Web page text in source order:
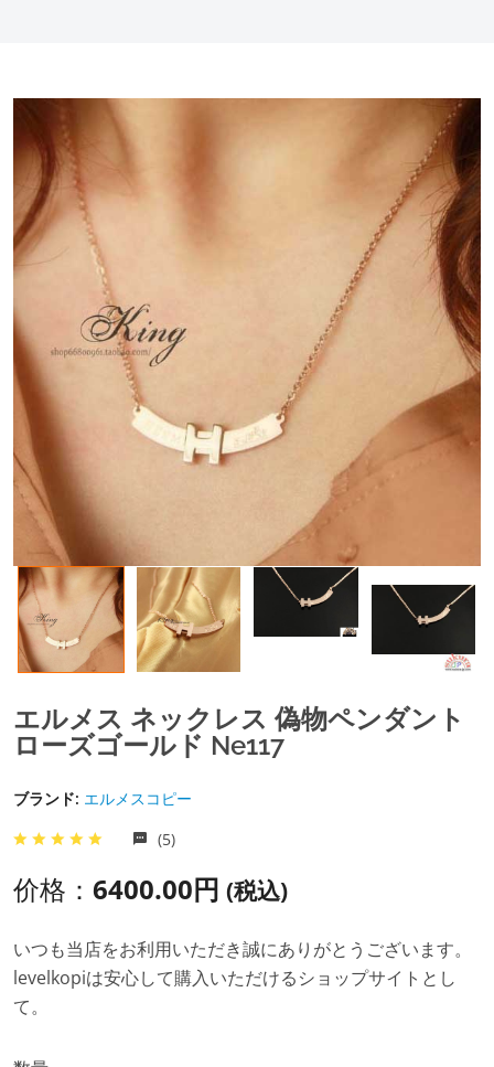
エルメス ネックレス 偽物ペンダント
ローズゴールド Ne117
ブランド: エルメスコピー
(5)
价格： 6400.00円 (税込)
いつも当店をお利用いただき誠にありがとうございます。
levelkopiは安心して購入いただけるショップサイトとし
て。